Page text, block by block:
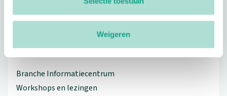
Weigeren
linkedin(Let op uitgaande link)
facebook(Let op uitgaande link)
twitter(Let op uitgaande link)
instagram(Let op uitgaande link)
Branche Informatiecentrum
Workshops en lezingen